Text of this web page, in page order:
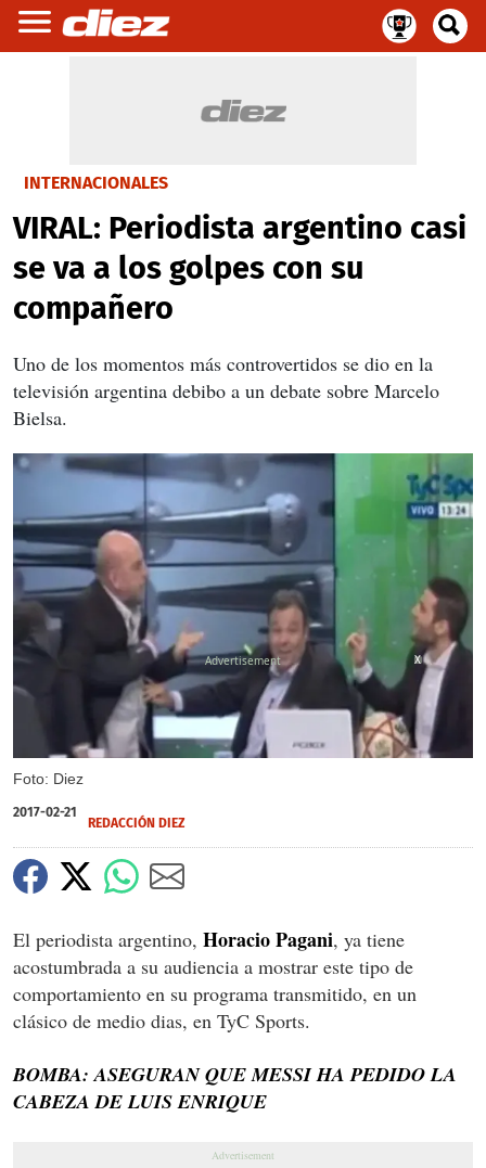
INTERNACIONALES
VIRAL: Periodista argentino casi
se va a los golpes con su
compañero
Uno de los momentos más controvertidos se dio en la
televisión argentina debibo a un debate sobre Marcelo
Bielsa.
Foto: Diez
X
2017-02-21
REDACCIÓN DIEZ
El periodista argentino, Horacio Pagani, ya tiene
acostumbrada a su audiencia a mostrar este tipo de
comportamiento en su programa transmitido, en un
clásico de medio dias, en TyC Sports.
BOMBA: ASEGURAN QUE MESSI HA PEDIDO LA
CABEZA DE LUIS ENRIQUE